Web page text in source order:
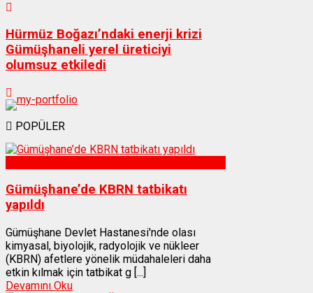
Hürmüz Boğazı’ndaki enerji krizi
Gümüşhaneli yerel üreticiyi
olumsuz etkiledi
POPÜLER
Gümüşhane’de KBRN tatbikatı
yapıldı
Gümüşhane Devlet Hastanesi'nde olası
kimyasal, biyolojik, radyolojik ve nükleer
(KBRN) afetlere yönelik müdahaleleri daha
etkin kılmak için tatbikat g [...]
Devamını Oku